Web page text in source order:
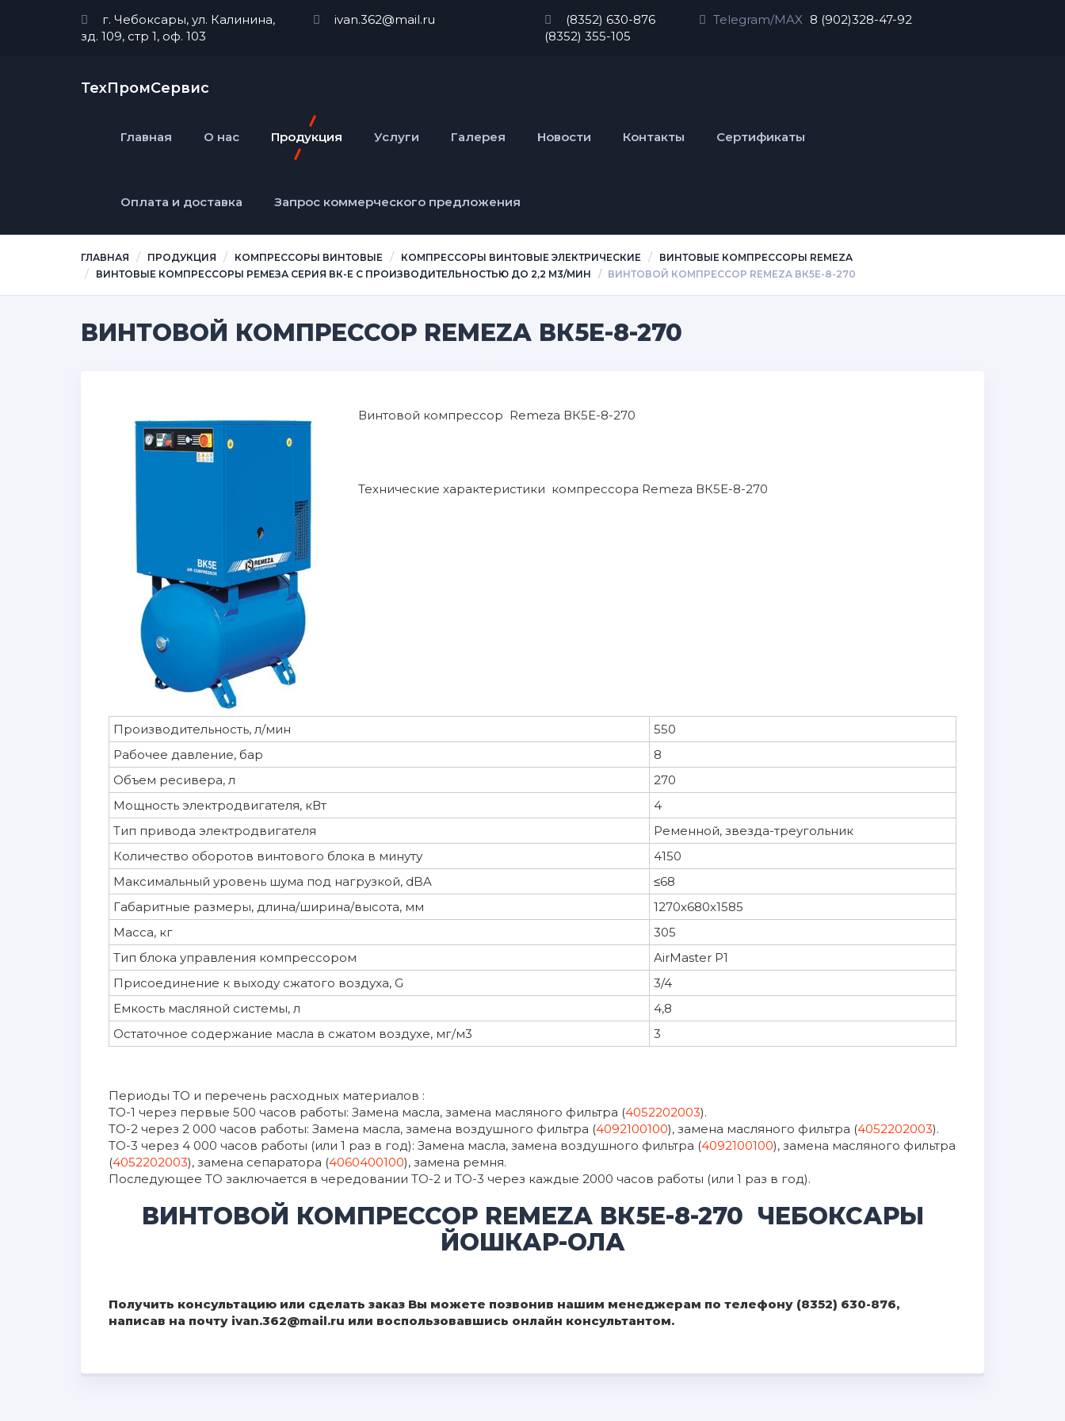
г. Чебоксары, ул. Калинина,
зд. 109, стр 1, оф. 103
ivan.362@mail.ru
(8352) 630-876
(8352) 355-105
Telegram/MAX 8 (902)328-47-92
ТехПромСервис
Главная О нас Продукция Услуги Галерея Новости Контакты Сертификаты
Оплата и доставка Запрос коммерческого предложения
ГЛАВНАЯ ПРОДУКЦИЯ КОМПРЕССОРЫ ВИНТОВЫЕ КОМПРЕССОРЫ ВИНТОВЫЕ ЭЛЕКТРИЧЕСКИЕ
ВИНТОВЫЕ КОМПРЕССОРЫ REMEZA
ВИНТОВЫЕ КОМПРЕССОРЫ РЕМЕЗА СЕРИЯ ВК-Е С ПРОИЗВОДИТЕЛЬНОСТЬЮ ДО 2,2 М3/МИН
ВИНТОВОЙ КОМПРЕССОР REMEZA ВК5Е-8-270
ВИНТОВОЙ КОМПРЕССОР REMEZA ВК5Е-8-270
Винтовой компрессор Remeza ВК5Е-8-270
Технические характеристики компрессора Remeza ВК5Е-8-270
Производительность, л/мин
550
Рабочее давление, бар
8
Объем ресивера, л
270
Мощность электродвигателя, кВт
4
Тип привода электродвигателя
Ременной, звезда-треугольник
Количество оборотов винтового блока в минуту
4150
Максимальный уровень шума под нагрузкой, dBA
≤68
Габаритные размеры, длина/ширина/высота, мм
1270x680x1585
Масса, кг
305
Тип блока управления компрессором
AirMaster P1
Присоединение к выходу сжатого воздуха, G
3/4
Емкость масляной системы, л
4,8
Остаточное содержание масла в сжатом воздухе, мг/м3
3
Периоды ТО и перечень расходных материалов :
ТО-1 через первые 500 часов работы: Замена масла, замена масляного фильтра (4052202003).
ТО-2 через 2 000 часов работы: Замена масла, замена воздушного фильтра (4092100100), замена масляного фильтра (4052202003).
ТО-3 через 4 000 часов работы (или 1 раз в год): Замена масла, замена воздушного фильтра (4092100100), замена масляного фильтра
(4052202003), замена сепаратора (4060400100), замена ремня.
Последующее ТО заключается в чередовании ТО-2 и ТО-3 через каждые 2000 часов работы (или 1 раз в год).
ВИНТОВОЙ КОМПРЕССОР REMEZA ВК5Е-8-270 ЧЕБОКСАРЫ
ЙОШКАР-ОЛА
Получить консультацию или сделать заказ Вы можете позвонив нашим менеджерам по телефону (8352) 630-876,
написав на почту ivan.362@mail.ru или воспользовавшись онлайн консультантом.